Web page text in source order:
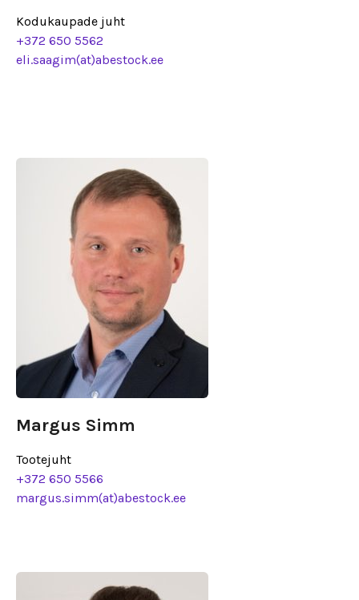
Kodukaupade juht
+372 650 5562
eli.saagim(at)abestock.ee
Margus Simm
Tootejuht
+372 650 5566
margus.simm(at)abestock.ee